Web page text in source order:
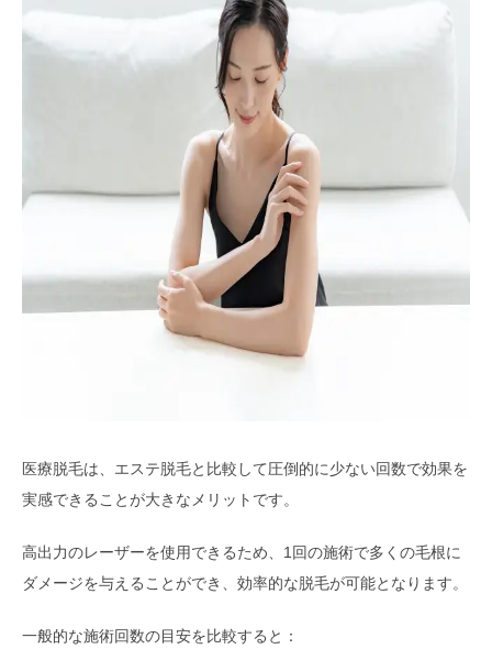
医療脱毛は、エステ脱毛と比較して圧倒的に少ない回数で効果を
実感できることが大きなメリットです。
高出力のレーザーを使用できるため、1回の施術で多くの毛根に
ダメージを与えることができ、効率的な脱毛が可能となります。
一般的な施術回数の目安を比較すると：